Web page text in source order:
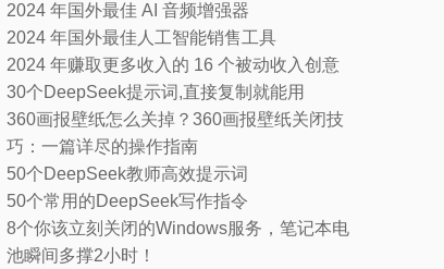
2024 年国外最佳 AI 音频增强器
2024 年国外最佳人工智能销售工具
2024 年赚取更多收入的 16 个被动收入创意
30个DeepSeek提示词,直接复制就能用
360画报壁纸怎么关掉？360画报壁纸关闭技
巧：一篇详尽的操作指南
50个DeepSeek教师高效提示词
50个常用的DeepSeek写作指令
8个你该立刻关闭的Windows服务，笔记本电
池瞬间多撑2小时！